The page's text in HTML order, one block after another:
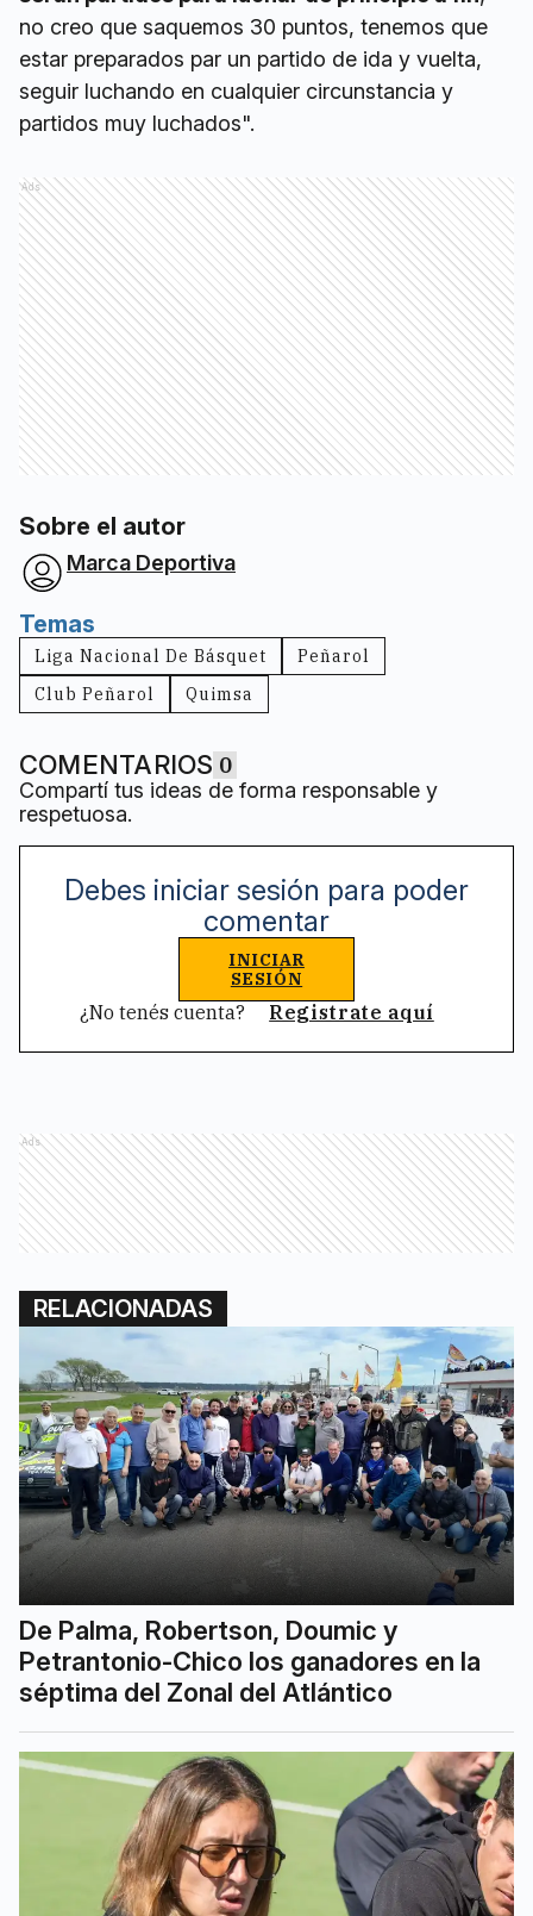
no creo que saquemos 30 puntos, tenemos que
estar preparados par un partido de ida y vuelta,
seguir luchando en cualquier circunstancia y
partidos muy luchados".
Ads
Sobre el autor
Marca Deportiva
Temas
Liga Nacional De Básquet
Peñarol
Club Peñarol
Quimsa
COMENTARIOS 0
Compartí tus ideas de forma responsable y
respetuosa.
Debes iniciar sesión para poder
comentar
INICIAR
SESIÓN
¿No tenés cuenta? Registrate aquí
Ads
RELACIONADAS
De Palma, Robertson, Doumic y
Petrantonio-Chico los ganadores en la
séptima del Zonal del Atlántico